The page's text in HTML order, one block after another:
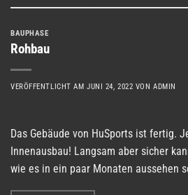
BAUPHASE
Rohbau
VERÖFFENTLICHT AMJUNI 24, 2022 VONADMIN
Das Gebäude von HuSports ist fertig.
Innenausbau! Langsam aber sicher
wie es in ein paar Monaten aussehen